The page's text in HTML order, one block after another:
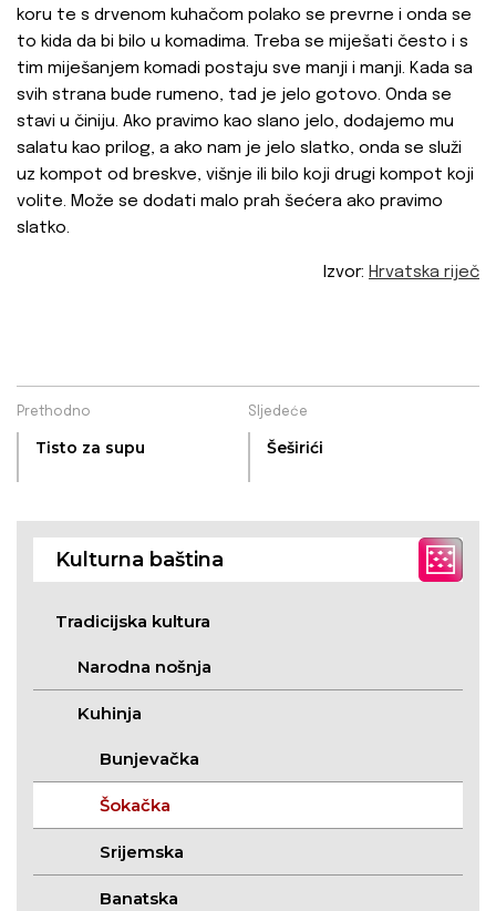
koru te s drvenom kuhačom polako se prevrne i onda se
to kida da bi bilo u komadima. Treba se miješati često i s
tim miješanjem komadi postaju sve manji i manji. Kada sa
svih strana bude rumeno, tad je jelo gotovo. Onda se
stavi u činiju. Ako pravimo kao slano jelo, dodajemo mu
salatu kao prilog, a ako nam je jelo slatko, onda se služi
uz kompot od breskve, višnje ili bilo koji drugi kompot koji
volite. Može se dodati malo prah šećera ako pravimo
slatko.
Izvor: Hrvatska riječ
Prethodno
Tisto za supu
Sljedeće
Šeširići
Kulturna baština
Tradicijska kultura
Narodna nošnja
Kuhinja
Bunjevačka
Šokačka
Srijemska
Banatska